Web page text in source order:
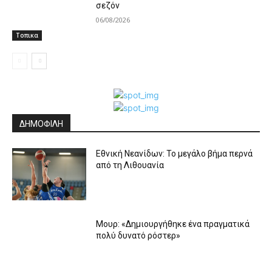
Τοπικα
σεζόν
06/08/2026
ΔΗΜΟΦΙΛΗ
Εθνική Νεανίδων: Το μεγάλο βήμα περνά
από τη Λιθουανία
Μουρ: «Δημιουργήθηκε ένα πραγματικά
πολύ δυνατό ρόστερ»